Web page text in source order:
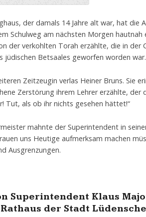
der damals 14 Jahre alt war, hat die
Schulweg am nächsten Morgen
der verkohlten Torah erzählte, die in der
jüdischen Betsaales geworfen worden war.
Zeitzeugin verlas Heiner Bruns. Sie
Zerstörung ihrem Lehrer erzählte, der
Tut, als ob ihr nichts gesehen hättet!“
mahnte der Superintendent in
uns Heutige aufmerksam machen
Ausgrenzungen.
Superintendent Klaus
Rathaus der Stadt